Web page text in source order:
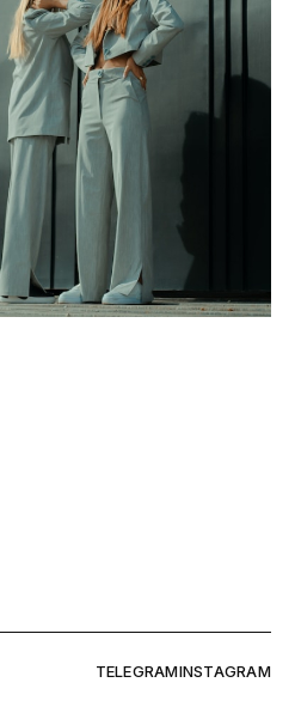
TELEGRAMINSTAGRAM